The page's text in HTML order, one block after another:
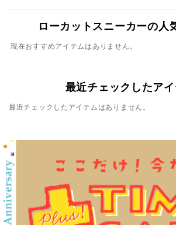
ローカットスニーカーの人
現在おすすめアイテムはありません。
最近チェックしたア
最近チェックしたアイテムはありません。